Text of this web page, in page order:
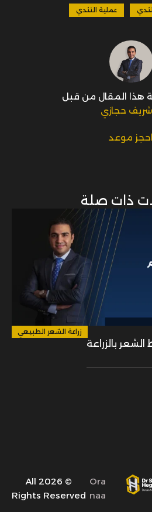
عملية التثدي
هذا المقال من قبل
حجازي
احجز موعد
ذات صلة
زراعة الشعر الطبيعي
بالزراعة
Ora
naa
© 2026 All
Rights Reserved